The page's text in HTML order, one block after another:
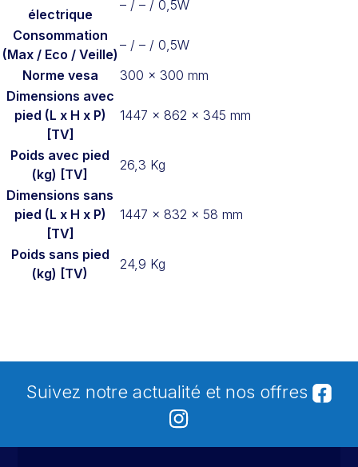
électrique
– / – / 0,5W
Consommation
(Max / Eco / Veille)
– / – / 0,5W
Norme vesa
300 x 300 mm
Dimensions avec
pied (L x H x P)
[TV]
1447 x 862 x 345 mm
Poids avec pied
(kg) [TV]
26,3 Kg
Dimensions sans
pied (L x H x P)
[TV]
1447 x 832 x 58 mm
Poids sans pied
(kg) [TV)
24,9 Kg
Suivez notre actualité et nos offres